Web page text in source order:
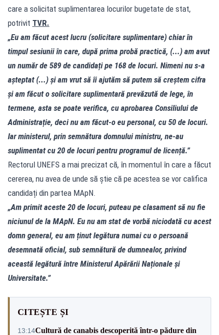
care a solicitat suplimentarea locurilor bugetate de stat,
potrivit TVR.
„Eu am făcut acest lucru (solicitare suplimentare) chiar în
timpul sesiunii în care, după prima probă practică, (...) am avut
un număr de 589 de candidați pe 168 de locuri. Nimeni nu s-a
așteptat (...) și am vrut să îi ajutăm să putem să creștem cifra
și am făcut o solicitare suplimentară prevăzută de lege, în
termene, asta se poate verifica, cu aprobarea Consiliului de
Administrație, deci nu am făcut-o eu personal, cu 50 de locuri.
Iar ministerul, prin semnătura domnului ministru, ne-au
suplimentat cu 20 de locuri pentru programul de licență.”
Rectorul UNEFS a mai precizat că, în momentul în care a făcut
cererea, nu avea de unde să știe că pe acestea se vor califica
candidați din partea MApN.
„Am primit aceste 20 de locuri, puteau pe clasament să nu fie
niciunul de la MApN. Eu nu am stat de vorbă niciodată cu acest
domn general, eu am ținut legătura numai cu o persoană
desemnată oficial, sub semnătură de dumnealor, privind
această legătură între Ministerul Apărării Naționale și
Universitate.”
CITEȘTE ȘI
13:14Cultură de canabis descoperită într-o pădure din